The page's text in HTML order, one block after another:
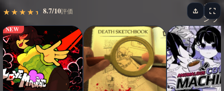
★
★ ★
★ ★
★ ★
★ ★
★ 8.7/10評価
NEW